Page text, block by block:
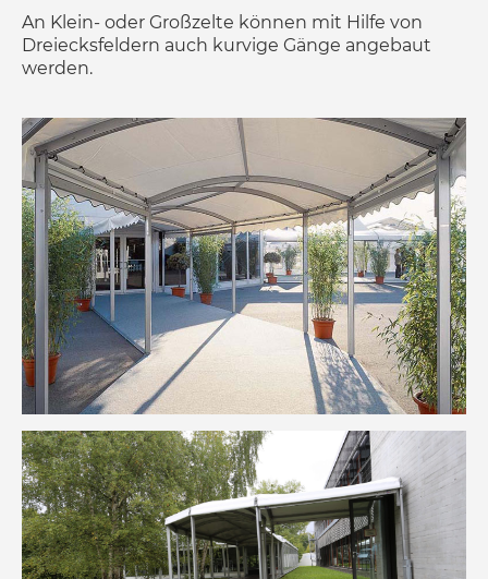
An Klein- oder Großzelte können mit Hilfe von
Dreiecksfeldern auch kurvige Gänge angebaut
werden.